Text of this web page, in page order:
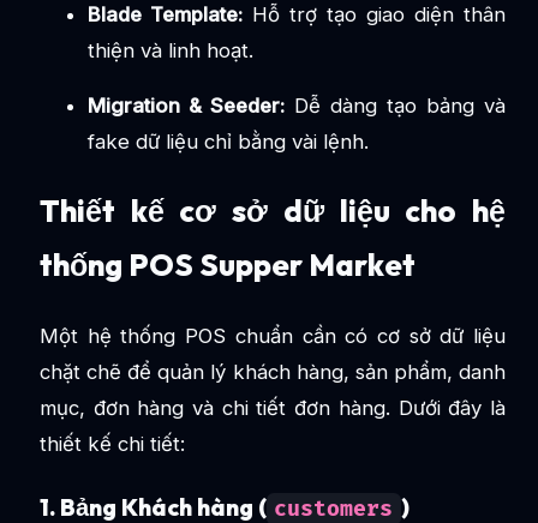
Blade Template: Hỗ trợ tạo giao diện thân
thiện và linh hoạt.
Migration & Seeder: Dễ dàng tạo bảng và
fake dữ liệu chỉ bằng vài lệnh.
Thiết kế cơ sở dữ liệu cho hệ
thống POS Supper Market
Một hệ thống POS chuẩn cần có cơ sở dữ liệu
chặt chẽ để quản lý khách hàng, sản phẩm, danh
mục, đơn hàng và chi tiết đơn hàng. Dưới đây là
thiết kế chi tiết:
1. Bảng Khách hàng ( customers )